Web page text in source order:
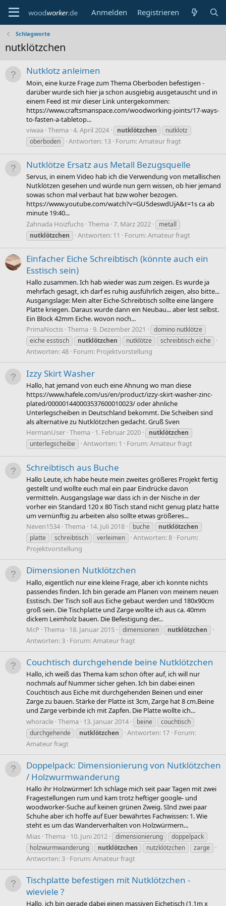
Anmelden Registrieren
Schlagworte
nutklötzchen
Nutklotz anleimen
Moin, eine kurze Frage zum Thema Oberboden befestigen -
darüber wurde sich hier ja schon ausgiebig ausgetauscht und in
einem Feed ist mir dieser Link untergekommen:
https://www.craftsmanspace.com/woodworking-joints/17-ways-
to-fasten-a-tabletop...
viwaa Thema 4. April 2024 nutklötzchen
nutklotz
oberboden
Antworten: 13 Forum:Amateur fragt
Nutklötze Ersatz aus Metall Bezugsquelle
Servus, in einem Video hab ich die Verwendung von metallischen
Nutklötzen gesehen und würde nun gern wissen, ob hier jemand
sowas schon mal verbaut hat bzw woher bezogen.
https://www.youtube.com/watch?v=GU5deswdUjA&t=1s ca ab
minute 19:40...
Zahnada Hoizfuchs Thema 7. März 2022
metall
nutklötzchen
Antworten: 11 Forum:Amateur fragt
Einfacher Eiche Schreibtisch (könnte auch ein
Esstisch sein)
Hallo zusammen. Ich hab wieder was zum zeigen. Es wurde ja
mehrfach gesagt, ich darf es ruhig ausführlich zeigen, also bitte...
Ausgangslage: Mein alter Eiche-Schreibtisch sollte eine längere
Platte kriegen. Daraus wurde dann ein Neubau... aber lest selbst.
Ein Block 42mm Eiche. wovon noch...
PrimaNoctis Thema 9. Dezember 2021
domino nutklötze
eiche esstisch
nutklötzchen nutklötze schreibtisch eiche
Antworten: 48 Forum: Projektvorstellung
Izzy Skirt Washer
Hallo, hat jemand von euch eine Ahnung wo man diese
https://www.hafele.com/us/en/product/izzy-skirt-washer-zinc-
plated/000001440003537600010023/ oder ähnliche
Unterlegscheiben in Deutschland bekommt. Die Scheiben sind
als alternative zu Nutklötzchen gedacht. Gruß Sven
HermanUser Thema 1. Februar 2020
nutklötzchen
unterlegscheibe
Antworten: 1 Forum:Amateur fragt
Schreibtisch aus Buche
Hallo Leute, ich habe heute mein zweites größeres Projekt fertig
gestellt und wollte euch mal ein paar Eindrücke davon
vermitteln. Ausgangslage war dass ich in der Nische in der
vorher ein Standard 120 x 80 Tisch stand nicht genug platz hatte
um vernünftig zu arbeiten also sollte etwas größeres...
Neven1534 Thema 14. Juli 2018 buche
nutklötzchen
platte
schreibtisch verleimen Antworten: 8 Forum:
Projektvorstellung
Dimensionen Nutklötzchen
Hallo, eigentlich nur eine kleine Frage, aber ich konnte nichts
passendes finden. Ich bin gerade am Planen von meinem neuen
Esstisch. Der Tisch soll aus Eiche gebaut werden und 180x90cm
groß sein. Die Tischplatte und Zarge wollte ich aus ca. 40mm
dickem Leimholz bauen. Die Befestigung der...
Mr.P Thema 18. Januar 2015 dimensionen nutklötzchen
Antworten: 3 Forum:Amateur fragt
Couchtisch durchgehende beine Nutklötzchen
Hallo, ich weiß das Thema kam schon öfter auf, ich will nur
nochmals auf Nummer sicher gehen. Ich bin dabei einen
Couchtisch aus Eiche mit durchgehenden Beinen und einer
Zarge zu bauen. Stärke der Platte ist 3cm, Zarge hat 8 cm.Beine
und Zarge verbinde ich mit Zapfen. Die Platte wollte ich...
whoracle Thema 13. Januar 2014 beine
couchtisch
durchgehende
nutklötzchen Antworten: 17 Forum:
Amateur fragt
Doppelpack: Dimensionierung von Nutklötzchen
/ Holzwurmwanderung
Hallo ihr Holzwürmer! Ich schlage mich seit paar Tagen mit zwei
Fragestellungen rum und kam trotz heftiger google- und
woodworker-Suche auf keinen grünen Zweig. SInd zwei paar
Schuhe aber ich hoffe auf Euer bewährtes Fachwissen: 1. Wie
steht es um das Wanderverhalten von Holzwürmern...
Mias Thema 10. Juni 2012 dimensionierung
doppelpack
holzwurmwanderung
nutklötzchen nutzklötzchen zarge
Antworten: 3 Forum:Amateur fragt
Tischplatte befestigen mit Nutklötzchen -
wieviele ?
Hallo, ich bin gerade dabei einen massiven Eichetisch (1,1m x